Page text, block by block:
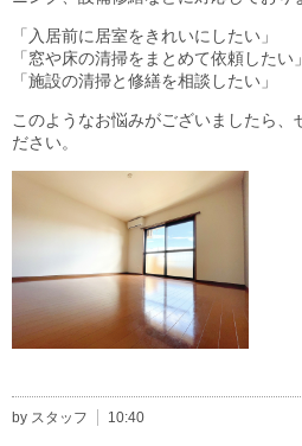
「入居前に居室をきれいにしたい」
「窓や床の清掃をまとめて依頼したい」
「施設の清掃と修繕を相談したい」
このようなお悩みがございましたら、
ださい。
by スタッフ 10:40